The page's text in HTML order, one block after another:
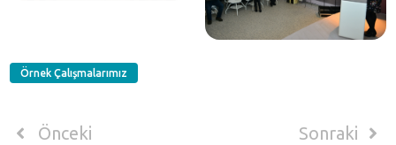
Örnek Çalışmalarımız
Önceki Sonraki